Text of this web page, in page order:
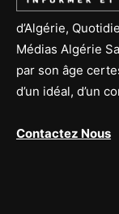
d’Algérie,
Médias Algérie
par son âge
d’un idéal, d’un
Contactez Nous